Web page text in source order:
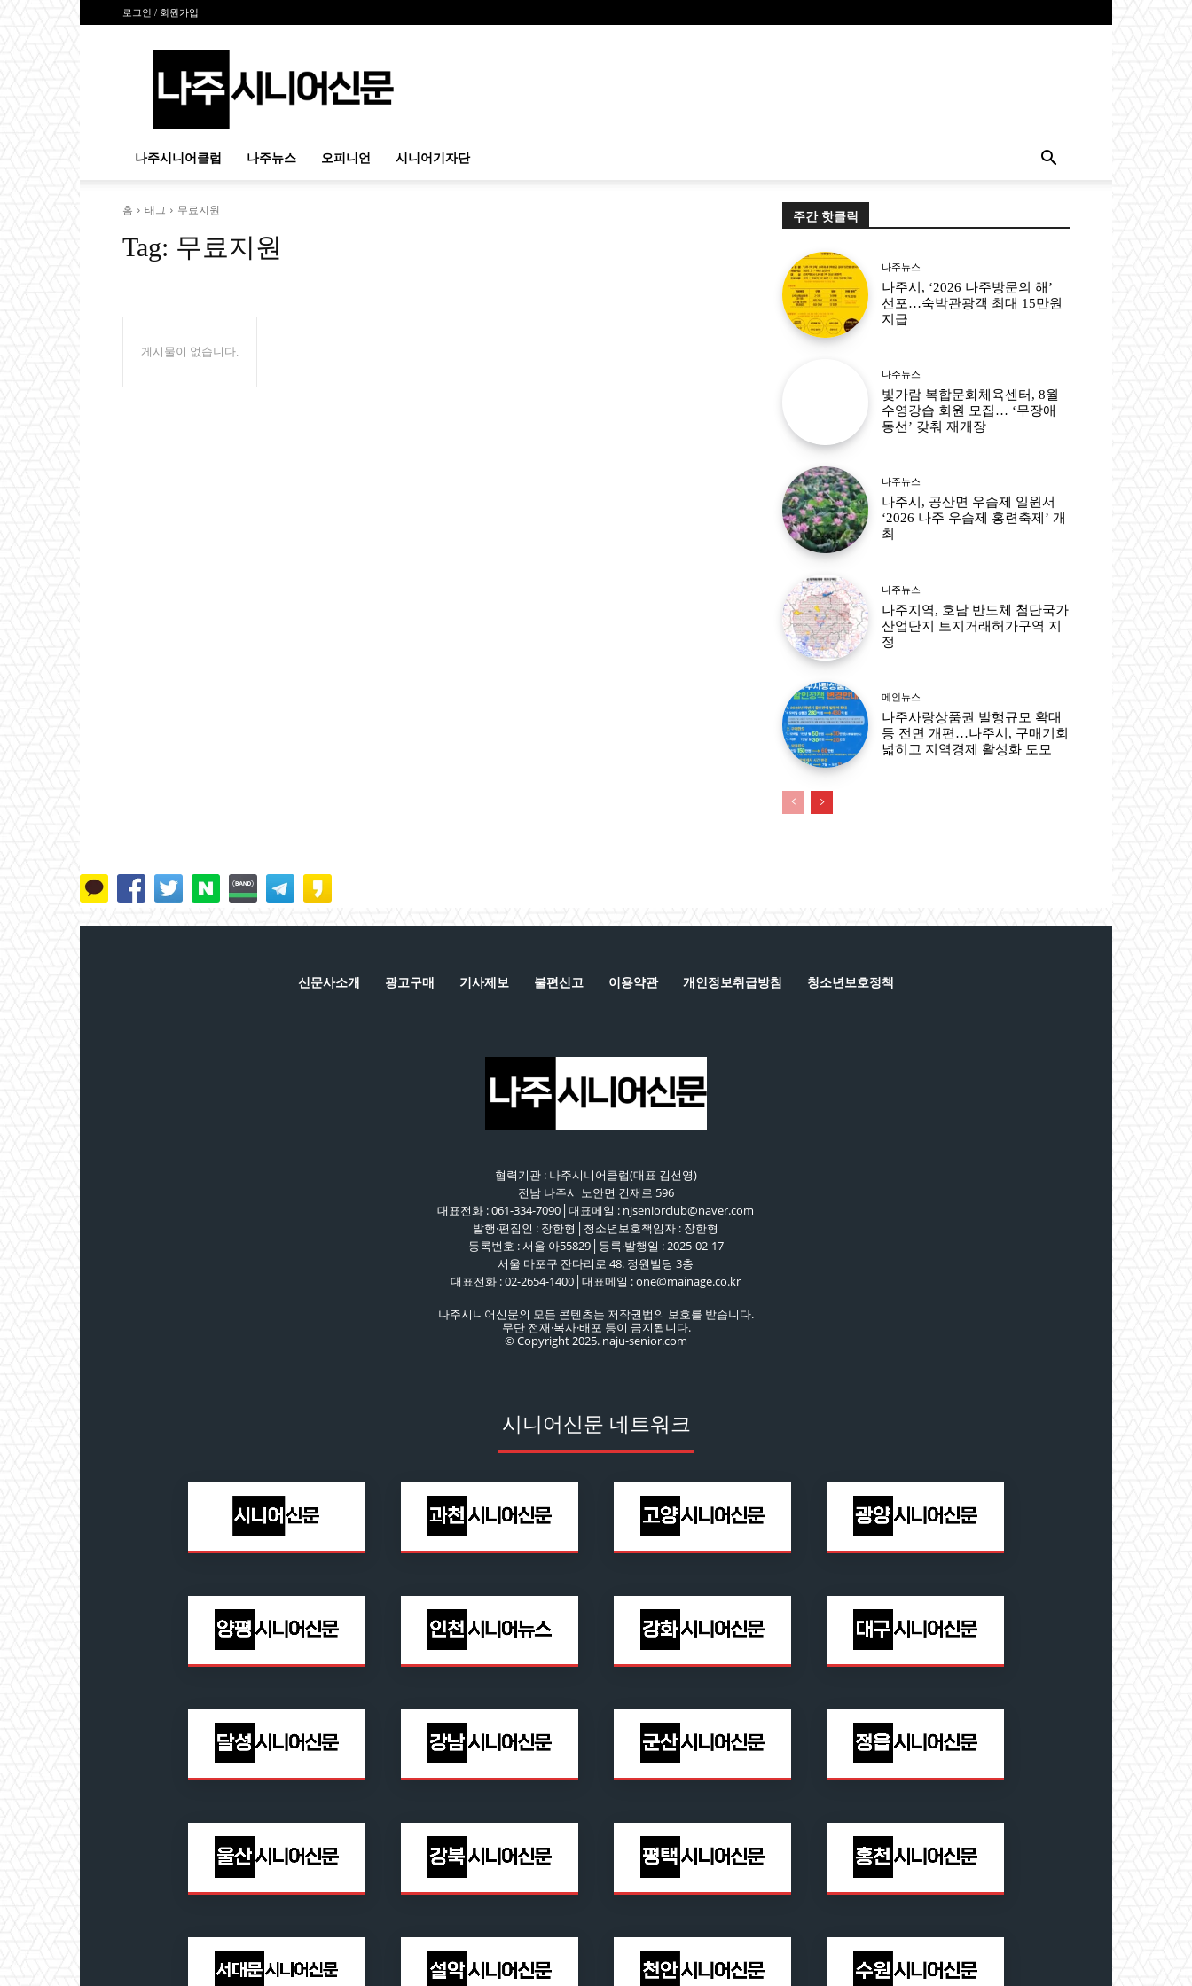
로그인 / 회원가입
시
신
문
나주시니어클럽 나주뉴스 오피니언 시니어기자단
홈 태그 무료지원
Tag: 무료지원
게시물이 없습니다.
주간 핫클릭
나주뉴스
나주시, ‘2026 나주방문의 해’
선포…숙박관광객 최대 15만원
지급
나주뉴스
빛가람 복합문화체육센터, 8월
수영강습 회원 모집… ‘무장애
동선’ 갖춰 재개장
나주뉴스
나주시, 공산면 우습제 일원서
‘2026 나주 우습제 홍련축제’ 개
최
나주뉴스
나주지역, 호남 반도체 첨단국가
산업단지 토지거래허가구역 지
정
메인뉴스
나주사랑상품권 발행규모 확대
등 전면 개편…나주시, 구매기회
넓히고 지역경제 활성화 도모
신문사소개 광고구매 기사제보 불편신고 이용약관 개인정보취급방침 청소년보호정책
협력기관 : 나주시니어클럽(대표 김선영)
전남 나주시 노안면 건재로 596
대표전화 : 061-334-7090│대표메일 : njseniorclub@naver.com
발행·편집인 : 장한형│청소년보호책임자 : 장한형
등록번호 : 서울 아55829│등록·발행일 : 2025-02-17
서울 마포구 잔다리로 48. 정원빌딩 3층
대표전화 : 02-2654-1400│대표메일 : one@mainage.co.kr
나주시니어신문의 모든 콘텐츠는 저작권법의 보호를 받습니다.
무단 전재·복사·배포 등이 금지됩니다.
© Copyright 2025. naju-senior.com
시니어신문 네트워크